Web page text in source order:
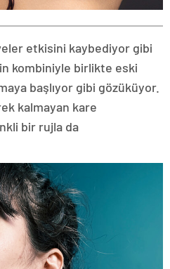
etkisini kaybediyor gibi
kombiniyle birlikte eski
başlıyor gibi gözüküyor.
kalmayan kare
bir rujla da